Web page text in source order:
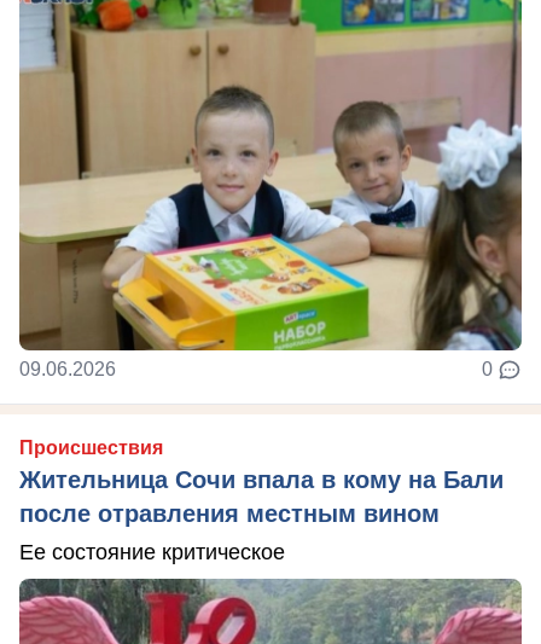
09.06.2026 0
Происшествия
Жительница Сочи впала в кому на Бали
после отравления местным вином
Ее состояние критическое